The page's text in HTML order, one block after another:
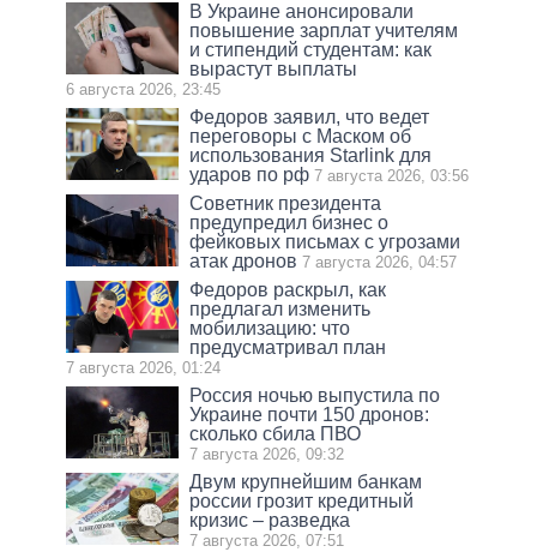
В Украине анонсировали
повышение зарплат учителям
и стипендий студентам: как
вырастут выплаты
6 августа 2026, 23:45
Федоров заявил, что ведет
переговоры с Маском об
использования Starlink для
ударов по рф 7 августа 2026, 03:56
Советник президента
предупредил бизнес о
фейковых письмах с угрозами
атак дронов 7 августа 2026, 04:57
Федоров раскрыл, как
предлагал изменить
мобилизацию: что
предусматривал план
7 августа 2026, 01:24
Россия ночью выпустила по
Украине почти 150 дронов:
сколько сбила ПВО
7 августа 2026, 09:32
Двум крупнейшим банкам
россии грозит кредитный
кризис – разведка
7 августа 2026, 07:51